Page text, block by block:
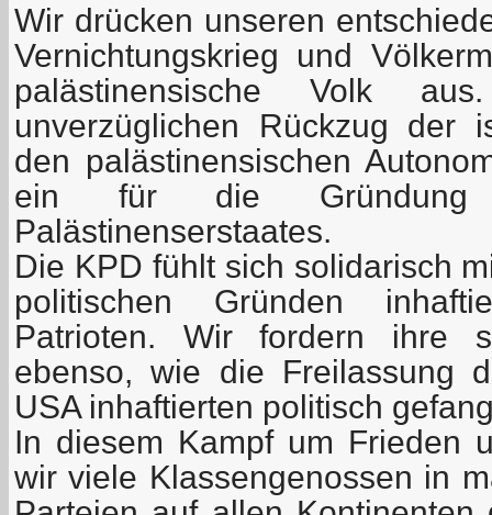
Wir drücken unseren
Vernichtungskrieg und
palästinensische Volk
unverzüglichen Rückzug der
den palästinensischen
ein für die Gründung
Palästinenserstaates.
Die KPD fühlt sich solidarisch
politischen Gründen
Patrioten. Wir fordern ihre
ebenso, wie die Freilassung
USA inhaftierten politisch
In diesem Kampf um Frieden
wir viele Klassengenossen in